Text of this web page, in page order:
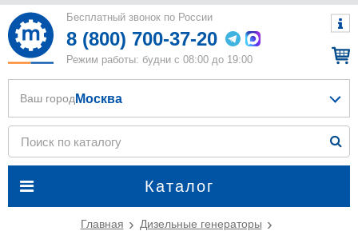
Бесплатный звонок по России
8 (800) 700-37-20
Режим работы: будни с 08:00 до 19:00
Каталог
Ваш город Москва
Главная
Дизельные генераторы